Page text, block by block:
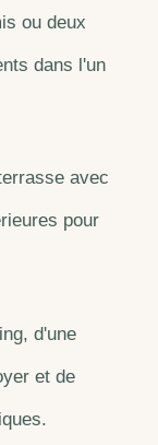
ou deux
dans l'un
avec
pour
d'une
et de